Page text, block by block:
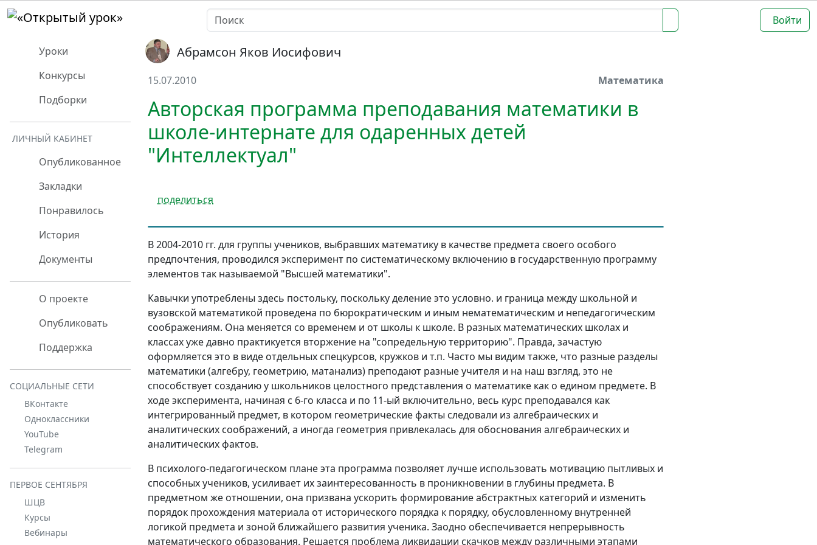
Войти
Уроки
Конкурсы
Подборки
ЛИЧНЫЙ КАБИНЕТ
Опубликованное
Закладки
Понравилось
История
Документы
О проекте
Опубликовать
Поддержка
СОЦИАЛЬНЫЕ СЕТИ
ВКонтакте
Одноклассники
YouTube
Telegram
ПЕРВОЕ СЕНТЯБРЯ
ШЦВ
Курсы
Вебинары
Абрамсон Яков Иосифович
15.07.2010 Математика
Авторская программа преподавания математики в
школе-интернате для одаренных детей
"Интеллектуал"
поделиться
В 2004-2010 гг. для группы учеников, выбравших математику в качестве предмета своего особого
предпочтения, проводился эксперимент по систематическому включению в государственную программу
элементов так называемой "Высшей математики".
Кавычки употреблены здесь постольку, поскольку деление это условно. и граница между школьной и
вузовской математикой проведена по бюрократическим и иным нематематическим и непедагогическим
соображениям. Она меняется со временем и от школы к школе. В разных математических школах и
классах уже давно практикуется вторжение на "сопредельную территорию". Правда, зачастую
оформляется это в виде отдельных спецкурсов, кружков и т.п. Часто мы видим также, что разные разделы
математики (алгебру, геометрию, матанализ) преподают разные учителя и на наш взгляд, это не
способствует созданию у школьников целостного представления о математике как о едином предмете. В
ходе эксперимента, начиная с 6-го класса и по 11-ый включительно, весь курс преподавался как
интегрированный предмет, в котором геометрические факты следовали из алгебраических и
аналитических соображений, а иногда геометрия привлекалась для обоснования алгебраических и
аналитических фактов.
В психолого-педагогическом плане эта программа позволяет лучше использовать мотивацию пытливых и
способных учеников, усиливает их заинтересованность в проникновении в глубины предмета. В
предметном же отношении, она призвана ускорить формирование абстрактных категорий и изменить
порядок прохождения материала от исторического порядка к порядку, обусловленному внутренней
логикой предмета и зоной ближайшего развития ученика. Заодно обеспечивается непрерывность
математического образования. Решается проблема ликвидации скачков между различными этапами